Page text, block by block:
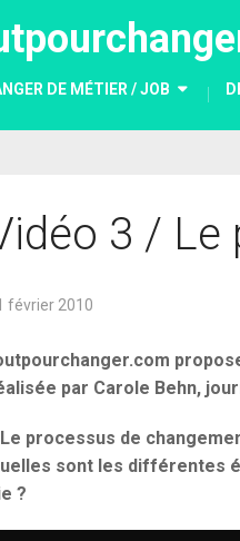
DE MÉTIER / JOB
3 / Le
février 2010
par Carole Behn,
processus de
sont les différentes
?